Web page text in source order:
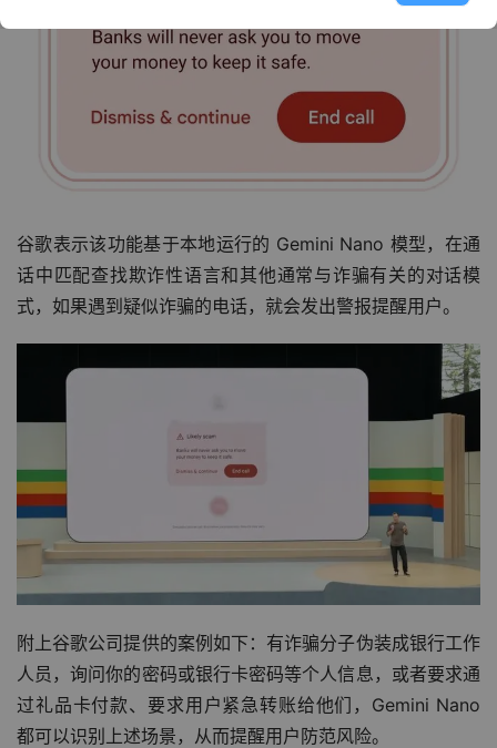
谷歌表示该功能基于本地运行的 Gemini Nano 模型，在通
话中匹配查找欺诈性语言和其他通常与诈骗有关的对话模
式，如果遇到疑似诈骗的电话，就会发出警报提醒用户。
附上谷歌公司提供的案例如下：有诈骗分子伪装成银行工作
人员，询问你的密码或银行卡密码等个人信息，或者要求通
过礼品卡付款、要求用户紧急转账给他们，Gemini Nano
都可以识别上述场景，从而提醒用户防范风险。